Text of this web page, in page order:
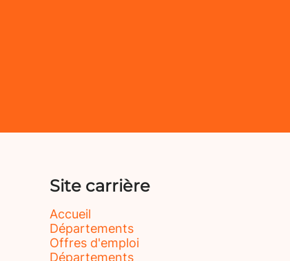
Site carrière
Accueil
Départements
Offres d'emploi
Départements